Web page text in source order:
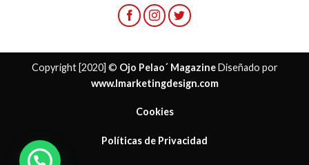
Copyright [2020] © Ojo Pelao´ MagazineDiseñado por
www.lmarketingdesign.com
Cookies
Políticas de Privacidad